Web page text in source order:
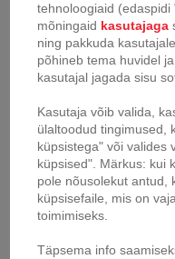
Sisseehitatud
disaini austajaid. Esteetiline
veinipudeli avada.
ots on korki keeratud,
Korgist vabanemiseks lase
kuumuskindel kuni 230° C
nõudepesumasinas pestav.
tehnoloogiaid
mõningaid kasutajaga
ning pakkuda
põhineb tema huvidel
kasutajal jagada sisu
Kasutaja võib valida,
ülaltoodud tingimused,
küpsistega" või valides
küpsised". Märkus: kui
pole nõusolekut antud,
küpsisefaile, mis on
toimimiseks.
Täpsema info